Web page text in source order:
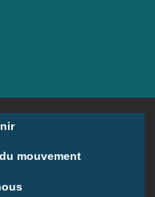
mouvement